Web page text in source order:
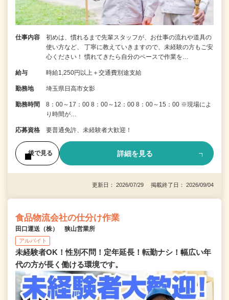
仕事内容
初めは、慣れるまで先輩スタッフが、お仕事の流れや道具の
使い方など、 丁寧に教えていきますので、未経験の方もご安
心ください！ 慣れてきたら自分のペースで作業を…
給与 時給1,250円以上＋交通費別途支給
勤務地 埼玉県日高市女影
勤務時間
8：00～17：00 8：00～12：00 8：00～15：00 ※現場によ
り時間が…
応募資格 要普通免許、未経験者大歓迎！
後で見る 詳細を見る
更新日： 2026/07/29 掲載終了日： 2026/09/04
食品物流会社の仕分け作業
田口運送（株） 狭山営業所
アルバイト
未経験者OK！性別不問！定年延長！転勤ナシ！幅広い年
代の方が長く働ける環境です。